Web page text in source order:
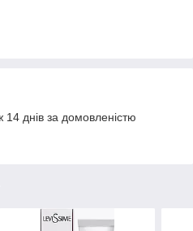
днів за домовленістю